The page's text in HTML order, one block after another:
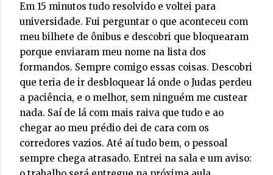
Em 15 minutos tudo resolvido e voltei para
universidade. Fui perguntar o que aconteceu com
meu bilhete de ônibus e descobri que bloquearam
porque enviaram meu nome na lista dos
formandos. Sempre comigo essas coisas. Descobri
que teria de ir desbloquear lá onde o Judas perdeu
a paciência, e o melhor, sem ninguém me custear
nada. Saí de lá com mais raiva que tudo e ao
chegar ao meu prédio dei de cara com os
corredores vazios. Até aí tudo bem, o pessoal
sempre chega atrasado. Entrei na sala e um aviso: